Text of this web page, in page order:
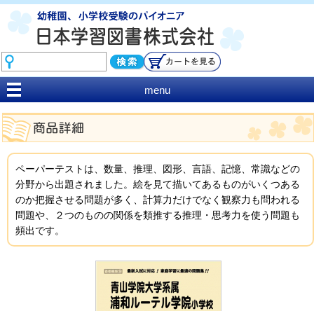
menu
ペーパーテストは、数量、推理、図形、言語、記憶、常識などの
分野から出題されました。絵を見て描いてあるものがいくつある
のか把握させる問題が多く、計算力だけでなく観察力も問われる
問題や、２つのものの関係を類推する推理・思考力を使う問題も
頻出です。